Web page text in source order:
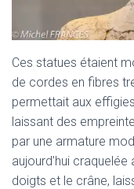
Ces statues étaient
de cordes en fibres
permettait aux
laissant des
par une armature
aujourd’hui
doigts et le crâne,